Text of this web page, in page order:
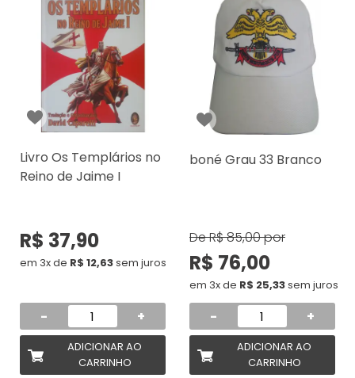
Livro Os Templários no
Reino de Jaime I
R$ 37,90
em 3x de R$ 12,63sem juros
- +
ADICIONAR AO
CARRINHO
boné Grau 33 Branco
DeR$ 85,00por
R$ 76,00
em 3x de R$ 25,33sem juros
- +
ADICIONAR AO
CARRINHO